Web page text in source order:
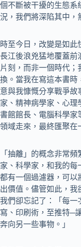
個不斷被干擾的生態系
況，我們將深陷其中，
時至今日，改變是如此
長江後浪兇猛地覆蓋前
片刻，而非一個時代
換。當我在寫這本書時
意與我慷慨分享戰爭故
家、精神病學家、心理
書館館長、電腦科學家
領域走來，最終匯聚在
「抽離」的概念非常
家、科學家，和我的每
都有一個過濾器，可以
出價值。儘管如此，我
我們卻忘記了：「每一
寫、印刷術，至推特─
奔向另一些事物。」